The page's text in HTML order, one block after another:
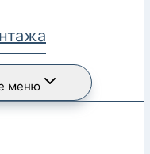
меню